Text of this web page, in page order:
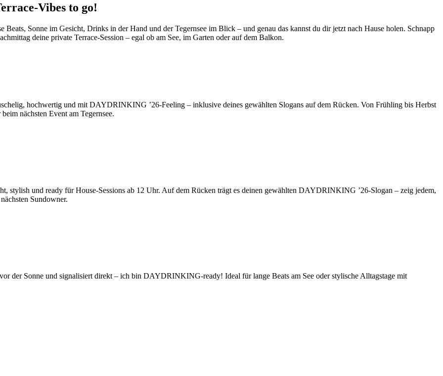
Vibes to go!
Beats, Sonne im Gesicht, Drinks in der Hand und der Tegernsee im Blick – und genau das kannst du dir jetzt nach Hause holen. Schnapp
deine private Terrace-Session – egal ob am See, im Garten oder auf dem Balkon.
hochwertig und mit DAYDRINKING ’26-Feeling – inklusive deines gewählten Slogans auf dem Rücken. Von Frühling bis Herbst
nächsten Event am Tegernsee.
stylish und ready für House-Sessions ab 12 Uhr. Auf dem Rücken trägt es deinen gewählten DAYDRINKING ’26-Slogan – zeig jedem,
Sundowner.
der Sonne und signalisiert direkt – ich bin DAYDRINKING-ready! Ideal für lange Beats am See oder stylische Alltagstage mit